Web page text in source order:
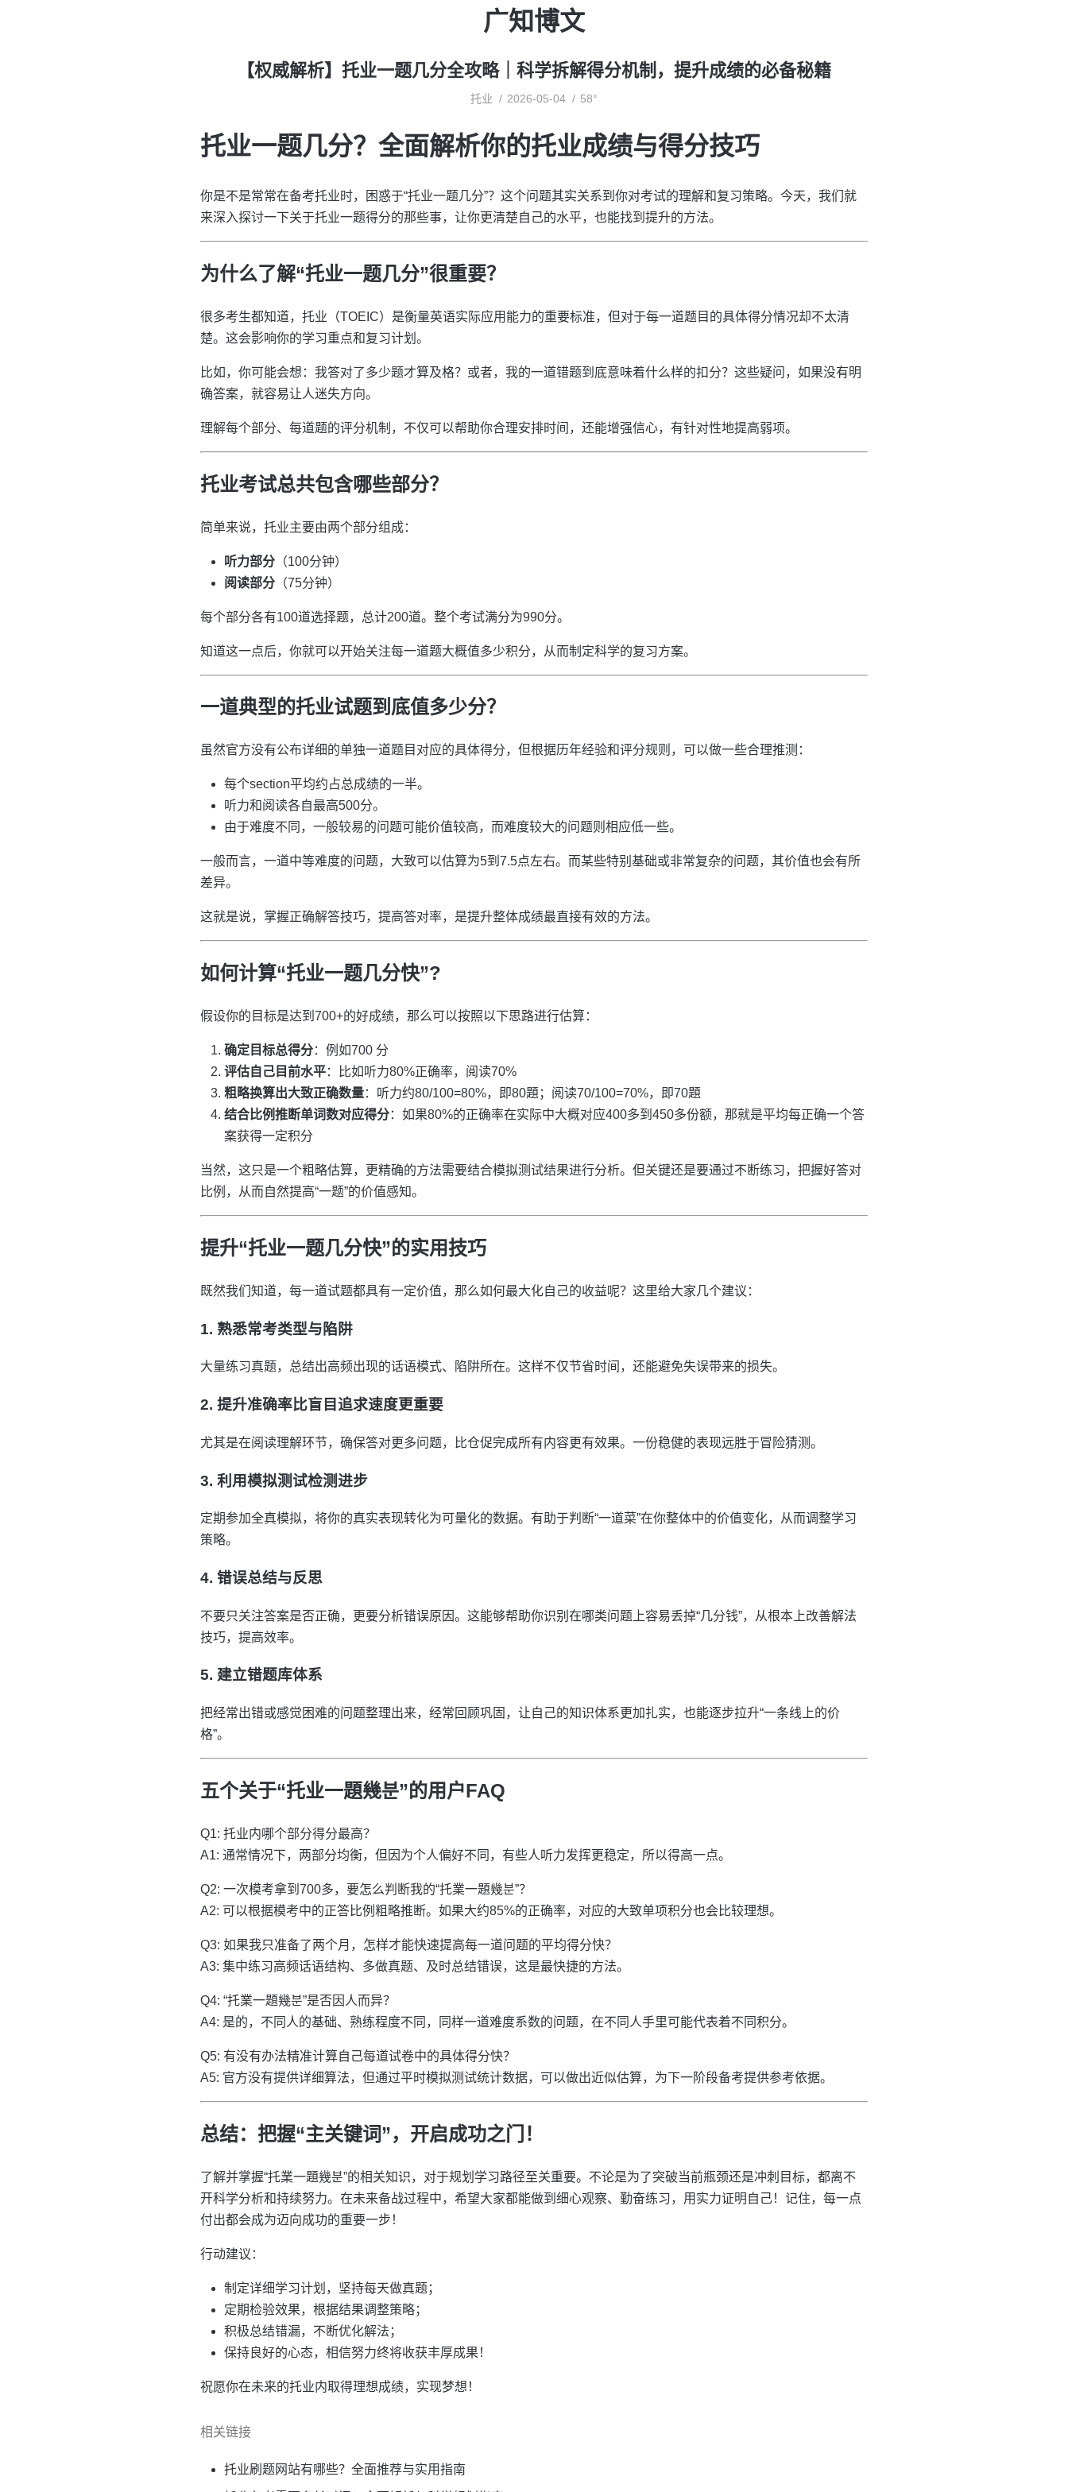
广知博文
【权威解析】托业一题几分全攻略｜科学拆解得分机制，提升成绩的必备秘籍
托业 2026-05-04 58°
托业一题几分？全面解析你的托业成绩与得分技巧
你是不是常常在备考托业时，困惑于“托业一题几分”？这个问题其实关系到你对考试的理解和复习策略。今天，我们就
来深入探讨一下关于托业一题得分的那些事，让你更清楚自己的水平，也能找到提升的方法。
为什么了解“托业一题几分”很重要？
很多考生都知道，托业（TOEIC）是衡量英语实际应用能力的重要标准，但对于每一道题目的具体得分情况却不太清
楚。这会影响你的学习重点和复习计划。
比如，你可能会想：我答对了多少题才算及格？或者，我的一道错题到底意味着什么样的扣分？这些疑问，如果没有明
确答案，就容易让人迷失方向。
理解每个部分、每道题的评分机制，不仅可以帮助你合理安排时间，还能增强信心，有针对性地提高弱项。
托业考试总共包含哪些部分？
简单来说，托业主要由两个部分组成：
听力部分 （100分钟）
阅读部分 （75分钟）
每个部分各有100道选择题，总计200道。整个考试满分为990分。
知道这一点后，你就可以开始关注每一道题大概值多少积分，从而制定科学的复习方案。
一道典型的托业试题到底值多少分？
虽然官方没有公布详细的单独一道题目对应的具体得分，但根据历年经验和评分规则，可以做一些合理推测：
每个section平均约占总成绩的一半。
听力和阅读各自最高500分。
由于难度不同，一般较易的问题可能价值较高，而难度较大的问题则相应低一些。
一般而言，一道中等难度的问题，大致可以估算为5到7.5点左右。而某些特别基础或非常复杂的问题，其价值也会有所
差异。
这就是说，掌握正确解答技巧，提高答对率，是提升整体成绩最直接有效的方法。
如何计算“托业一题几分快”?
假设你的目标是达到700+的好成绩，那么可以按照以下思路进行估算：
确定目标总得分：例如700 分
评估自己目前水平：比如听力80%正确率，阅读70%
粗略换算出大致正确数量：听力约80/100=80%，即80題；阅读70/100=70%，即70題
结合比例推断单词数对应得分：如果80%的正确率在实际中大概对应400多到450多份额，那就是平均每正确一个答
案获得一定积分
当然，这只是一个粗略估算，更精确的方法需要结合模拟测试结果进行分析。但关键还是要通过不断练习，把握好答对
比例，从而自然提高“一题”的价值感知。
提升“托业一题几分快”的实用技巧
既然我们知道，每一道试题都具有一定价值，那么如何最大化自己的收益呢？这里给大家几个建议：
1. 熟悉常考类型与陷阱
大量练习真题，总结出高频出现的话语模式、陷阱所在。这样不仅节省时间，还能避免失误带来的损失。
2. 提升准确率比盲目追求速度更重要
尤其是在阅读理解环节，确保答对更多问题，比仓促完成所有内容更有效果。一份稳健的表现远胜于冒险猜测。
3. 利用模拟测试检测进步
定期参加全真模拟，将你的真实表现转化为可量化的数据。有助于判断“一道菜”在你整体中的价值变化，从而调整学习
策略。
4. 错误总结与反思
不要只关注答案是否正确，更要分析错误原因。这能够帮助你识别在哪类问题上容易丢掉“几分钱”，从根本上改善解法
技巧，提高效率。
5. 建立错题库体系
把经常出错或感觉困难的问题整理出来，经常回顾巩固，让自己的知识体系更加扎实，也能逐步拉升“一条线上的价
格”。
五个关于“托业一題幾분”的用户FAQ
Q1: 托业内哪个部分得分最高？
A1: 通常情况下，两部分均衡，但因为个人偏好不同，有些人听力发挥更稳定，所以得高一点。
Q2: 一次模考拿到700多，要怎么判断我的“托業一題幾분”？
A2: 可以根据模考中的正答比例粗略推断。如果大约85%的正确率，对应的大致单项积分也会比较理想。
Q3: 如果我只准备了两个月，怎样才能快速提高每一道问题的平均得分快？
A3: 集中练习高频话语结构、多做真题、及时总结错误，这是最快捷的方法。
Q4: “托業一題幾분”是否因人而异？
A4: 是的，不同人的基础、熟练程度不同，同样一道难度系数的问题，在不同人手里可能代表着不同积分。
Q5: 有没有办法精准计算自己每道试卷中的具体得分快？
A5: 官方没有提供详细算法，但通过平时模拟测试统计数据，可以做出近似估算，为下一阶段备考提供参考依据。
总结：把握“主关键词”，开启成功之门！
了解并掌握“托業一題幾분”的相关知识，对于规划学习路径至关重要。不论是为了突破当前瓶颈还是冲刺目标，都离不
开科学分析和持续努力。在未来备战过程中，希望大家都能做到细心观察、勤奋练习，用实力证明自己！记住，每一点
付出都会成为迈向成功的重要一步！
行动建议：
制定详细学习计划，坚持每天做真题；
定期检验效果，根据结果调整策略；
积极总结错漏，不断优化解法；
保持良好的心态，相信努力终将收获丰厚成果！
祝愿你在未来的托业内取得理想成绩，实现梦想！
相关链接
托业刷题网站有哪些？全面推荐与实用指南